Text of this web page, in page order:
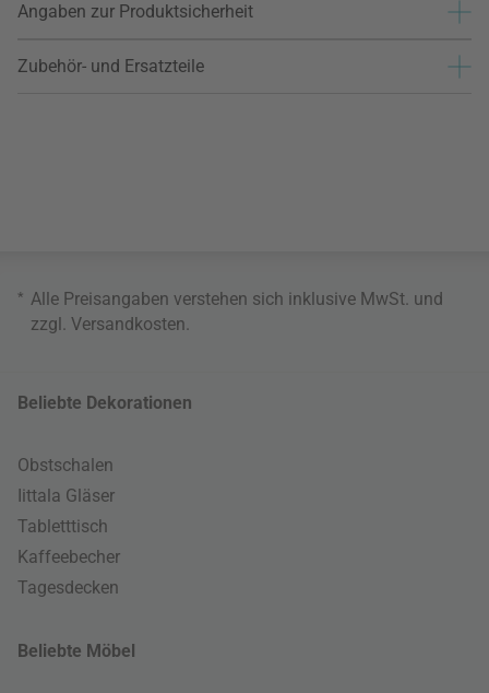
Angaben zur Produktsicherheit
Zubehör- und Ersatzteile
* Alle Preisangaben verstehen sich inklusive MwSt. und
zzgl. Versandkosten
Beliebte Dekorationen
Obstschalen
Iittala Gläser
Tabletttisch
Kaffeebecher
Tagesdecken
Beliebte Möbel